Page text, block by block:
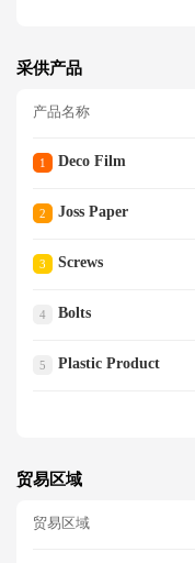
采供产品
产品名称
1 Deco Film
2 Joss Paper
3 Screws
4 Bolts
5 Plastic Product
贸易区域
贸易区域